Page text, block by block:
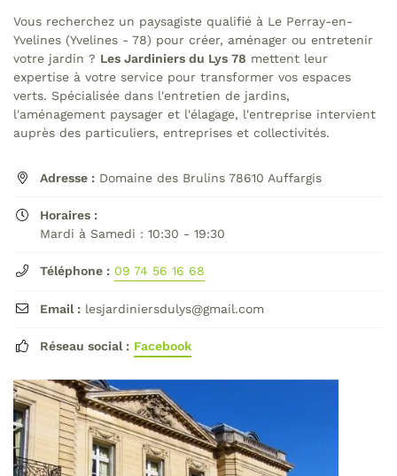
Rafraîchir le captcha
En cochant cette case, vous consentez à recevoir nos propositions
commerciales à l'adresse email indiqué ci-dessus. Vous pouvez vous
désinscrire à tout moment en utilisant
le formulaire de désinscription
Inscription
Vous recherchez un paysagiste qualifié à Le Perray-en-
Yvelines (Yvelines - 78) pour créer, aménager ou entretenir
votre jardin ? Les Jardiniers du Lys 78 mettent leur
expertise à votre service pour transformer vos espaces
verts. Spécialisée dans l'entretien de jardins,
l'aménagement paysager et l'élagage, l'entreprise intervient
auprès des particuliers, entreprises et collectivités.
 Adresse : Domaine des Brulins 78610 Auffargis

Horaires :
Mardi à Samedi : 10:30 - 19:30
 Téléphone : 09 74 56 16 68
 Email : lesjardiniersdulys@gmail.com
 Réseau social : Facebook